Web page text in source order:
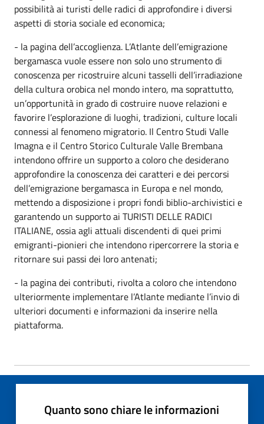
possibilità ai turisti delle radici di approfondire i diversi
aspetti di storia sociale ed economica;
- la pagina dell’accoglienza. L’Atlante dell’emigrazione
bergamasca vuole essere non solo uno strumento di
conoscenza per ricostruire alcuni tasselli dell’irradiazione
della cultura orobica nel mondo intero, ma soprattutto,
un’opportunità in grado di costruire nuove relazioni e
favorire l’esplorazione di luoghi, tradizioni, culture locali
connessi al fenomeno migratorio. Il Centro Studi Valle
Imagna e il Centro Storico Culturale Valle Brembana
intendono offrire un supporto a coloro che desiderano
approfondire la conoscenza dei caratteri e dei percorsi
dell’emigrazione bergamasca in Europa e nel mondo,
mettendo a disposizione i propri fondi biblio-archivistici e
garantendo un supporto ai TURISTI DELLE RADICI
ITALIANE, ossia agli attuali discendenti di quei primi
emigranti-pionieri che intendono ripercorrere la storia e
ritornare sui passi dei loro antenati;
- la pagina dei contributi, rivolta a coloro che intendono
ulteriormente implementare l’Atlante mediante l’invio di
ulteriori documenti e informazioni da inserire nella
piattaforma.
Quanto sono chiare le informazioni